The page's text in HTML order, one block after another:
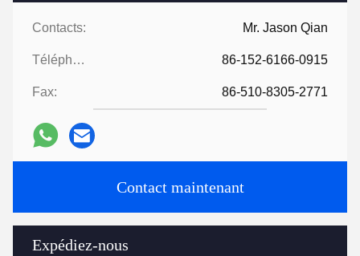
Contacts: Mr. Jason Qian
Téléphone: 86-152-6166-0915
Fax: 86-510-8305-2771
Contact maintenant
Expédiez-nous